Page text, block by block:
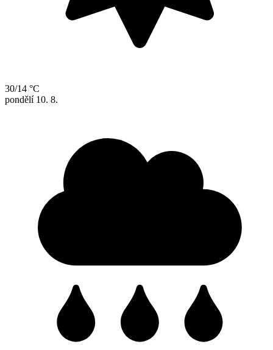
30/14 °C
pondělí 10. 8.